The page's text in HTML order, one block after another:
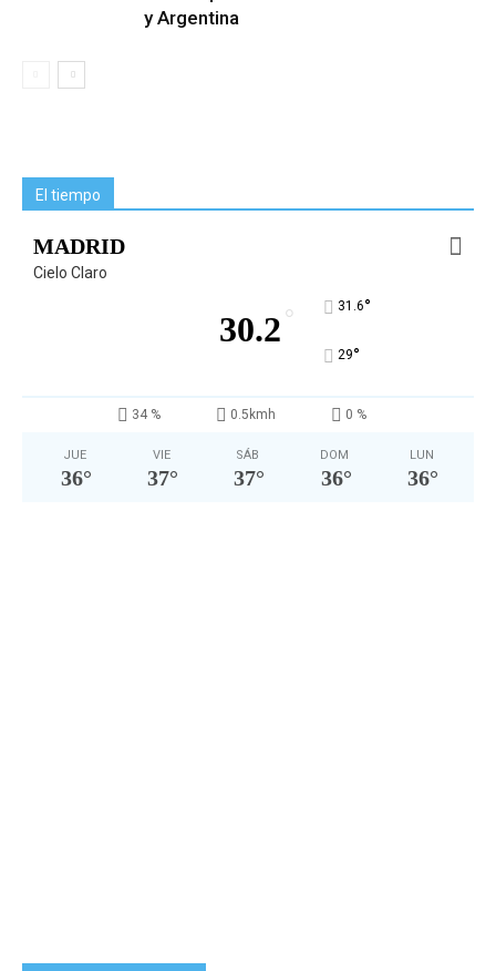
y Argentina
El tiempo
MADRID
Cielo Claro
30.2 ° 31.6°
29°
34 % 0.5kmh 0 %
JUE
36°
VIE
37°
SÁB
37°
DOM
36°
LUN
36°